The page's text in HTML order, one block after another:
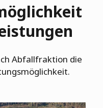
Abfallfraktion die